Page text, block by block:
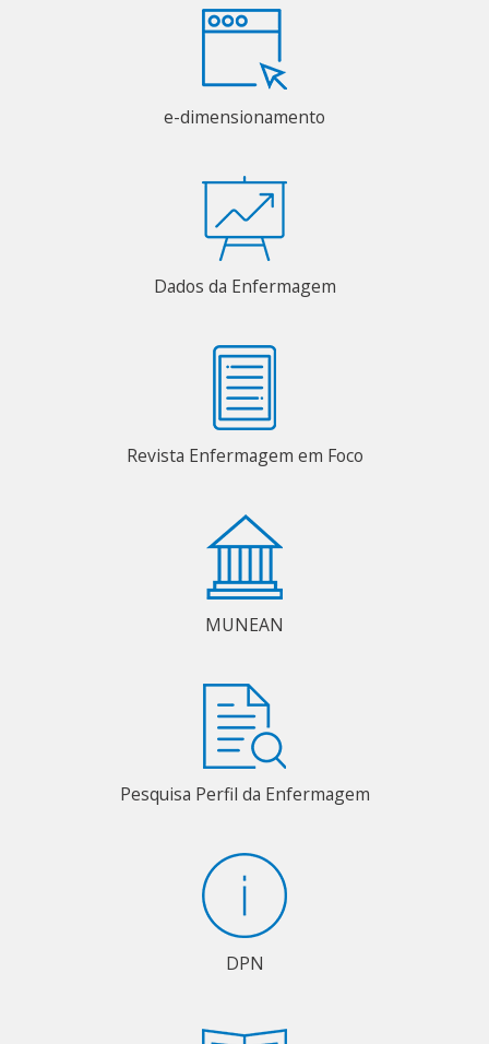
e-dimensionamento
Dados da Enfermagem
Revista Enfermagem em Foco
MUNEAN
Pesquisa Perfil da Enfermagem
DPN